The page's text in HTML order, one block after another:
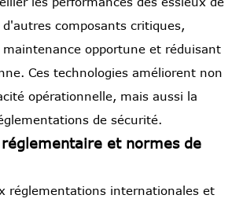
d'autres composants critiques,
opportune et réduisant
Ces technologies améliorent non
opérationnelle, mais aussi la
de sécurité.
et normes de
réglementations internationales et